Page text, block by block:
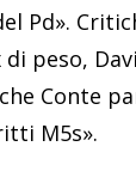
Pd».
peso,
Conte
M5s».